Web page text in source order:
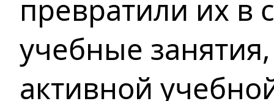
превратили их в
учебные
активной